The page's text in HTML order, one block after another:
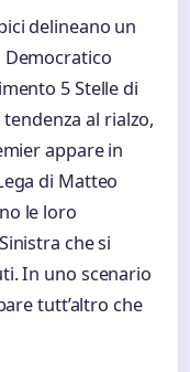
delineano un
5 Stelle di
al rialzo,
appare in
di Matteo
le loro
che si
In uno scenario
tutt’altro che